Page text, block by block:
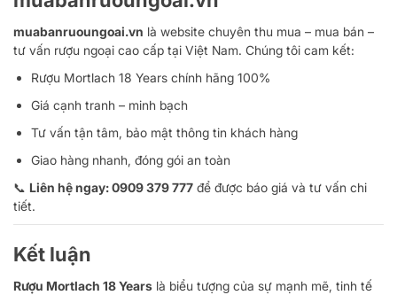
muabanruoungoai.vn là website chuyên thu mua – mua bán –
tư vấn rượu ngoại cao cấp tại Việt Nam. Chúng tôi cam kết:
Rượu Mortlach 18 Years chính hãng 100%
Giá cạnh tranh – minh bạch
Tư vấn tận tâm, bảo mật thông tin khách hàng
Giao hàng nhanh, đóng gói an toàn
📞 Liên hệ ngay: 0909 379 777 để được báo giá và tư vấn chi
tiết.
Kết luận
Rượu Mortlach 18 Years là biểu tượng của sự mạnh mẽ, tinh tế